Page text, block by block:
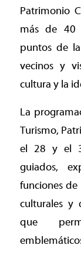
Patrimonio
más de 40
puntos de
vecinos y
cultura y la
La
Turismo,
el 28 y el
guiados,
funciones de
culturales y
que